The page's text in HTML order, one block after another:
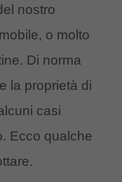
nostro
o molto
Di norma
la proprietà di
casi
Ecco qualche